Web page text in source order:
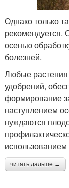
Однако только
рекомендуется.
осенью
болезней.
Любые растения
удобрений,
формирование
наступлением
нуждаются
читать дальше →